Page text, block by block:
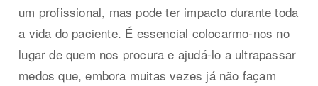
um profissional, mas pode ter impacto durante toda
a vida do paciente. É essencial colocarmo-nos no
lugar de quem nos procura e ajudá-lo a ultrapassar
medos que, embora muitas vezes já não façam